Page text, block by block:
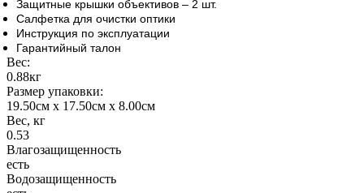
Защитные крышки объективов – 2 шт.
Салфетка для очистки оптики
Инструкция по эксплуатации
Гарантийный талон
Вес:
0.88кг
Размер упаковки:
19.50см x 17.50см x 8.00см
Вес, кг
0.53
Влагозащищенность
есть
Водозащищенность